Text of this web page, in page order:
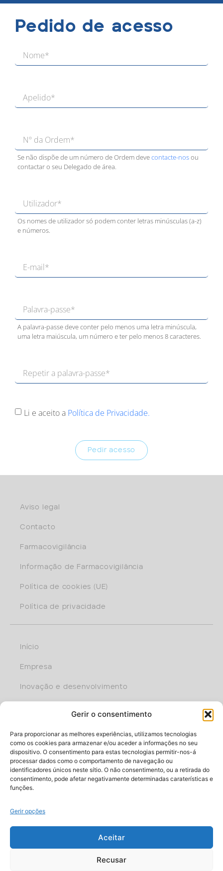
Gerir o consentimento
Para proporcionar as melhores experiências, utilizamos tecnologias
como os cookies para armazenar e/ou aceder a informações no seu
dispositivo. O consentimento para estas tecnologias permitir-nos-á
processar dados como o comportamento de navegação ou
identificadores únicos neste sítio. O não consentimento, ou a retirada do
consentimento, pode afetar negativamente determinadas caraterísticas e
funções.
Gerir opções
Aceitar
Recusar
Pedido de acesso
Se não dispõe de um número de Ordem devecontacte-nosou
contactar o seu Delegado de área.
Os nomes de utilizador só podem conter letras minúsculas (a-z)
e números.
A palavra-passe deve conter pelo menos uma letra minúscula,
uma letra maiúscula, um número e ter pelo menos 8 caracteres.
Li e aceito a Política de Privacidade.
Pedir acesso
Aviso legal
Contacto
Farmacovigilância
Informação de Farmacovigilância
Política de cookies (UE)
Política de privacidade
Início
Empresa
Inovação e desenvolvimento
Faça parte da equipa
Via Eng. Edgar Cardoso, 23 – 13º F I 4400-676 Vila Nova de Gaia
Tel: 220 150580 I E-mail: info@roxall.pt